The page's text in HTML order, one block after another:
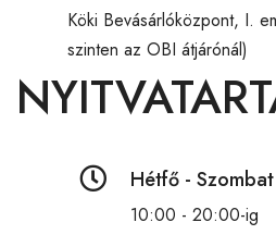
Köki Bevásárlóközpont, I.
szinten az OBI átjárónál)
 Hétfő - Szombat
10:00 - 20:00-ig